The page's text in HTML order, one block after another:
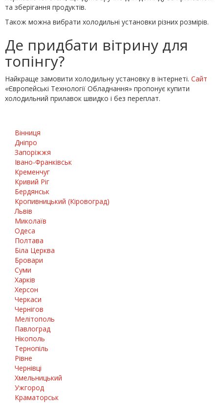
та зберігання продуктів.
Також можна вибрати холодильні установки різних розмірів.
Де придбати вітрину для
топінгу?
Найкраще замовити холодильну установку в інтернеті. Сайт
«Європейські Технології Обладнання» пропонує купити
холодильний прилавок швидко і без переплат.
Вінниця
Дніпро
Запоріжжя
Івано-Франківськ
Кременчуг
Кривий Ріг
Бердянськ
Кропивницький (Кіровоград)
Львів
Миколаїв
Одеса
Полтава
Біла Церква
Бровари
Суми
Харків
Херсон
Черкаси
Чернігов
Мелітополь
Павлоград
Нікополь
Тернопіль
Рівне
Чернівці
Хмельницький
Ужгород
Краматорськ